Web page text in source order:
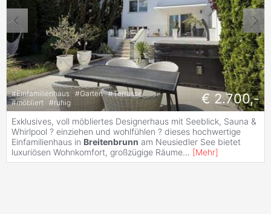
#Einfamilienhaus #Garten #Terrasse
#möbliert #ruhig € 2.700,-
Exklusives, voll möbliertes Designerhaus mit Seeblick, Sauna &
Whirlpool ? einziehen und wohlfühlen ? dieses hochwertige
Einfamilienhaus in Breitenbrunn am Neusiedler See bietet
luxuriösen Wohnkomfort, großzügige Räume... [Mehr]